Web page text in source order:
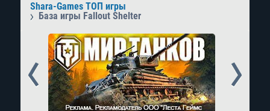
Shara-Games ТОП игры
База игры Fallout Shelter
Prev